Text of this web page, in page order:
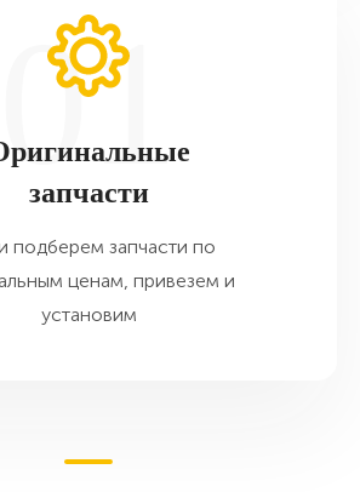
запчасти
подберем запчасти по
ценам, привезем и
установим